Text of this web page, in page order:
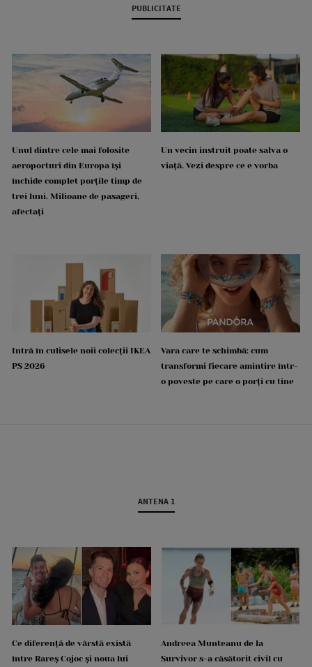
PUBLICITATE
Unul dintre cele mai folosite
aeroporturi din Europa își
închide complet porțile timp de
trei luni. Milioane de pasageri,
afectați
Un vecin instruit poate salva o
viață. Vezi despre ce e vorba
Intră în culisele noii colecții IKEA
PS 2026
Vara care te schimbă: cum
transformi fiecare amintire într-
o poveste pe care o porți cu tine
ANTENA 1
Ce diferență de vârstă există
între Rareș Cojoc și noua lui
Andreea Munteanu de la
Survivor s-a căsătorit civil cu